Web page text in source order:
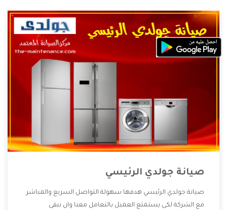
صيانة جولدي الرئيسي
صيانة جولدي الرئيسي هدفها سهولة التواصل السريع والمباشر
مع الشركة لكى يستمتع العميل بالتعامل معنا وان نبقى